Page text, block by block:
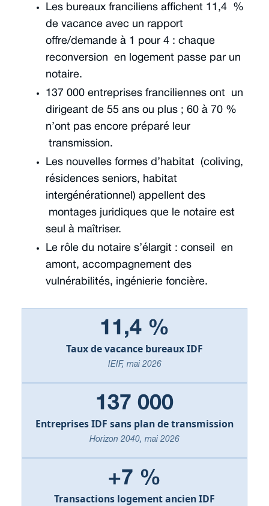
Les bureaux franciliens affichent 11,4 %
de vacance avec un rapport
offre/demande à 1 pour 4 : chaque
reconversion en logement passe par un
notaire.
137 000 entreprises franciliennes ont un
dirigeant de 55 ans ou plus ; 60 à 70 %
n’ont pas encore préparé leur
transmission.
Les nouvelles formes d’habitat (coliving,
résidences seniors, habitat
intergénérationnel) appellent des
montages juridiques que le notaire est
seul à maîtriser.
Le rôle du notaire s’élargit : conseil en
amont, accompagnement des
vulnérabilités, ingénierie foncière.
11,4 %
Taux de vacance bureaux IDF
IEIF, mai 2026
137 000
Entreprises IDF sans plan de transmission
Horizon 2040, mai 2026
+7 %
Transactions logement ancien IDF